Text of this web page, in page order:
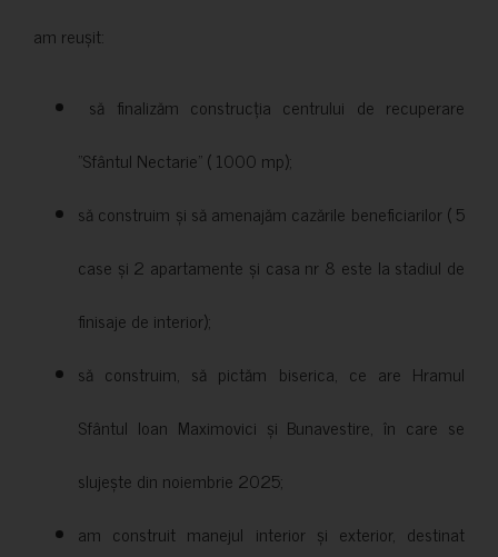
am reușit:
să finalizăm construcția centrului de recuperare
”Sfântul Nectarie” ( 1000 mp);
să construim și să amenajăm cazările beneficiarilor ( 5
case și 2 apartamente și casa nr 8 este la stadiul de
finisaje de interior);
să construim, să pictăm biserica, ce are Hramul
Sfântul Ioan Maximovici și Bunavestire, în care se
slujește din noiembrie 2025;
am construit manejul interior și exterior, destinat